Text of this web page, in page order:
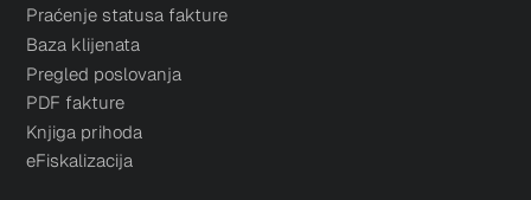
Praćenje statusa fakture
Baza klijenata
Pregled poslovanja
PDF fakture
Knjiga prihoda
eFiskalizacija